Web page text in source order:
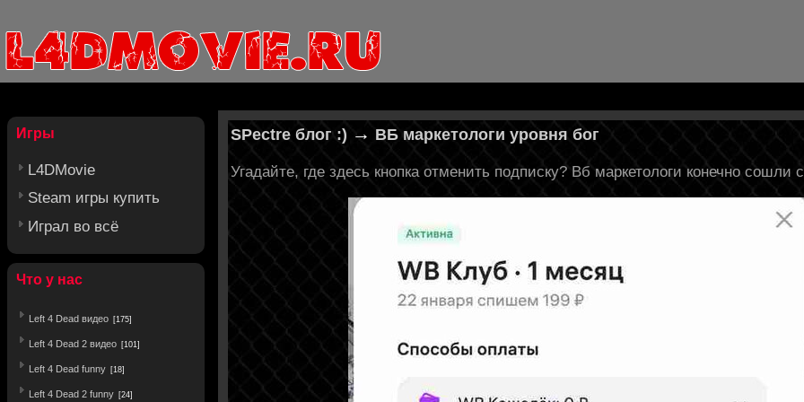
Игры
L4DMovie
Steam игры купить
Играл во всё
Что у нас
Left 4 Dead видео [175]
Left 4 Dead 2 видео [101]
Left 4 Dead funny [18]
Left 4 Dead 2 funny [24]
SPectre блог :) → ВБ маркетологи уровня бог
Угадайте, где здесь кнопка отменить подписку? Вб маркетологи конечно сошли